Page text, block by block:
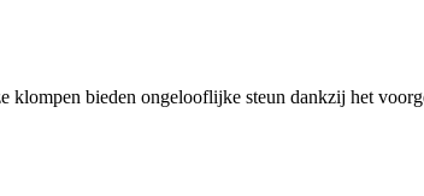
klompen bieden ongelooflijke steun dankzij het